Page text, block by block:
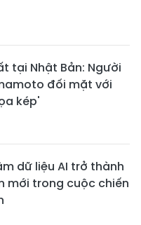
tại Nhật Bản: Người
đối mặt với
kép'
dữ liệu AI trở thành
mới trong cuộc chiến